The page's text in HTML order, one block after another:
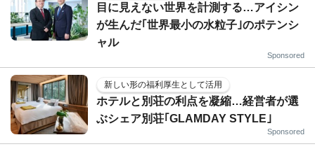
目に見えない世界を計測する…アイシン
が生んだ｢世界最小の水粒子｣のポテンシ
ャル
Sponsored
新しい形の福利厚生として活用
ホテルと別荘の利点を凝縮…経営者が選
ぶシェア別荘｢GLAMDAY STYLE｣
Sponsored